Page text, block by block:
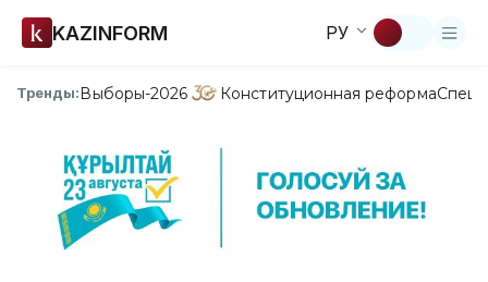
KAZINFORM РУ
Тренды:Выборы-2026 Конституционная реформа